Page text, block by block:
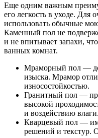
Еще одним важным
его легкость в уходе. Для
использовать обычные
Каменный пол не
и не впитывает запахи,
ванных комнат.
Мраморный пол —
изыска. Мрамор
износостойкостью.
Гранитный пол —
высокой
и воздействию влаги.
Кварцевый пол —
решений и текстур.